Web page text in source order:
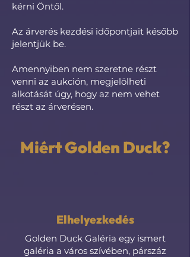
kérni Öntől.
Az árverés kezdési időpontjait később
jelentjük be.
Amennyiben nem szeretne részt
venni az aukción, megjelölheti
alkotását úgy, hogy az nem vehet
részt az árverésen.
Miért Golden Duck?
Elhelyezkedés
Golden Duck Galéria egy ismert
galéria a város szívében, párszáz